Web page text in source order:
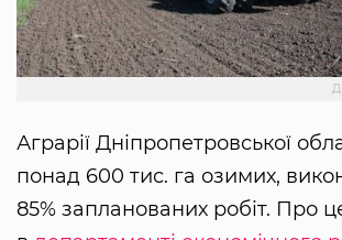
Аграрії Дніпропетровської
понад 600 тис. га озимих,
85% запланованих робіт. Про